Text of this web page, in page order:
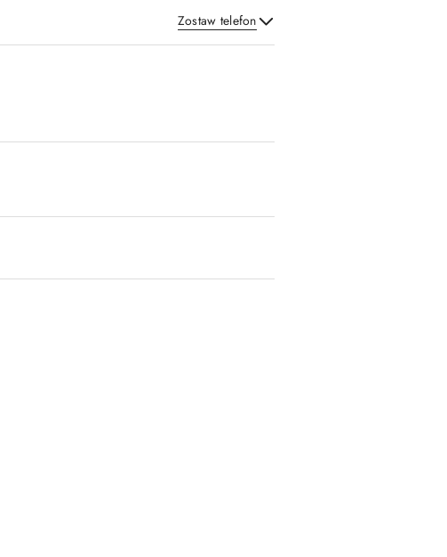
Zostaw telefon
Wyślij